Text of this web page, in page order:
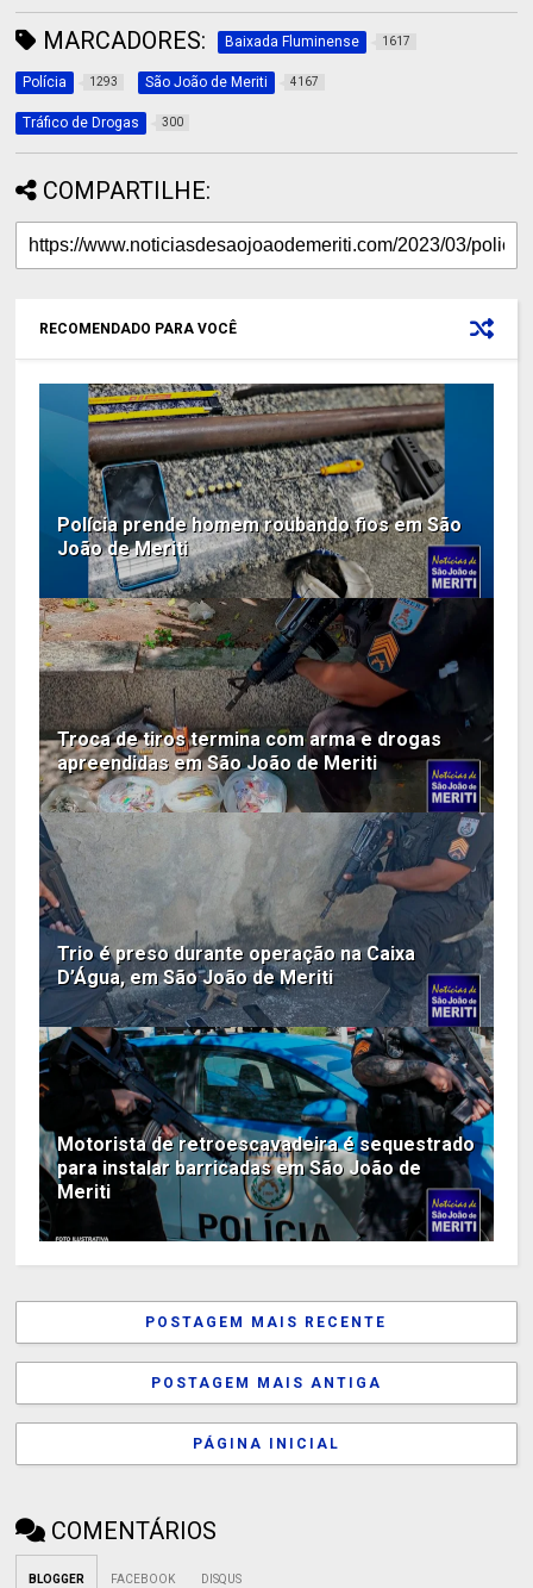
MARCADORES: Baixada Fluminense 1617
Polícia 1293 São João de Meriti 4167
Tráfico de Drogas 300
COMPARTILHE:
RECOMENDADO PARA VOCÊ
Polícia prende homem roubando fios em São
João de Meriti
Troca de tiros termina com arma e drogas
apreendidas em São João de Meriti
Trio é preso durante operação na Caixa
D’Água, em São João de Meriti
Motorista de retroescavadeira é sequestrado
para instalar barricadas em São João de
Meriti
POSTAGEM MAIS RECENTE
POSTAGEM MAIS ANTIGA
PÁGINA INICIAL
COMENTÁRIOS
BLOGGER FACEBOOK DISQUS